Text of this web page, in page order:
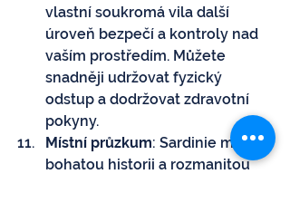
vlastní soukromá vila další
úroveň bezpečí a kontroly nad
vaším prostředím. Můžete
snadněji udržovat fyzický
odstup a dodržovat zdravotní
pokyny.
Místní průzkum: Sardinie má
bohatou historii a rozmanitou